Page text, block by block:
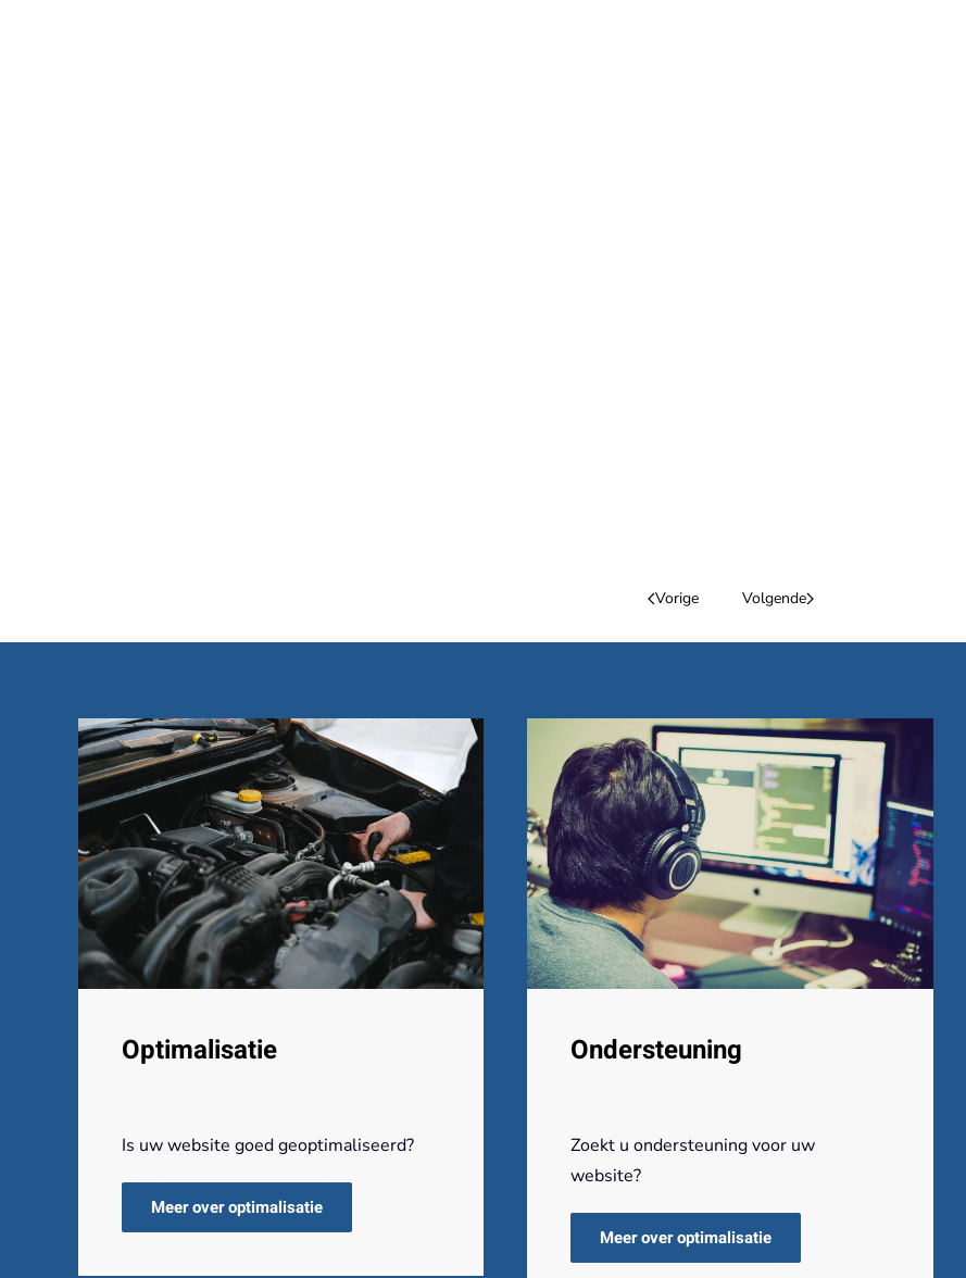
Vorige Volgende
Optimalisatie
Is uw website goed geoptimaliseerd?
Meer over optimalisatie
Ondersteuning
Zoekt u ondersteuning voor uw
website?
Meer over optimalisatie